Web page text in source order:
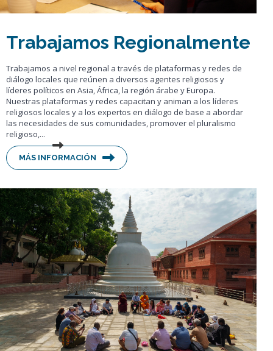
Trabajamos Regionalmente
Trabajamos a nivel regional a través de plataformas y redes de
diálogo locales que reúnen a diversos agentes religiosos y
líderes políticos en Asia, África, la región árabe y Europa.
Nuestras plataformas y redes capacitan y animan a los líderes
religiosos locales y a los expertos en diálogo de base a abordar
las necesidades de sus comunidades, promover el pluralismo
religioso,...
MÁS INFORMACIÓN